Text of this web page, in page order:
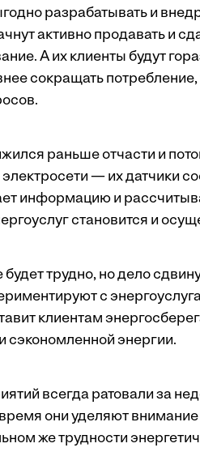
разрабатывать и
активно продавать и
А их клиенты будут
сокращать
раньше отчасти и
— их датчики
информацию и
становится и
трудно, но дело
с
клиентам
сэкономленной энергии.
всегда ратовали за
они уделяют
же трудности